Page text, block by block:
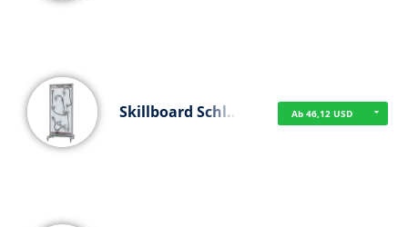
Skillboard Schl… Ab 46,12 USD